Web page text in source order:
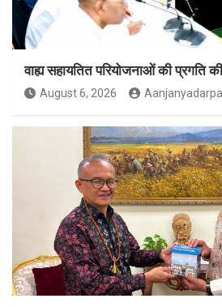
वाह्य सहायतित परियोजनाओं की प्रगति की
August 6, 2026